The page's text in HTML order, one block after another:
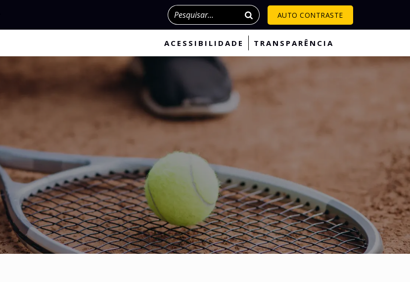
Pesquisar AUTO CONTRASTE
ACESSIBILIDADE TRANSPARÊNCIA